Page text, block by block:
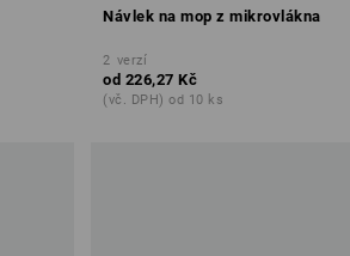
Návlek na mop z mikrovlákna
2 verzí
od 226,27 Kč
(vč. DPH) od 10 ks